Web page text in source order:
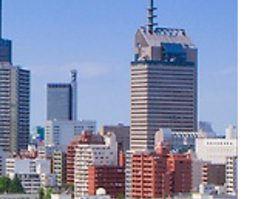
고베 날씨와 옷차림 1. 봄 3월에서 5월 날씨
부터 5월까지 이어지며, 점차 따뜻해지는 기온
기로 많은 여행객이 방문합니다. 3월 초에는
이로 아침저녁은 쌀쌀하지만, 낮..